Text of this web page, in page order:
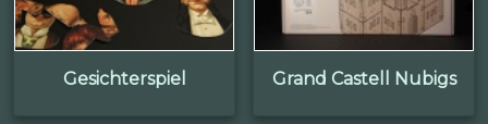
Gesichterspiel Grand Castell Nubigs